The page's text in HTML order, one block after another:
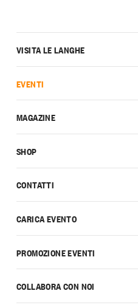
CONTATTI
CARICA EVENTO
PROMOZIONE EVENTI
COLLABORA CON NOI
VISITA LE LANGHE
EVENTI
MAGAZINE
SHOP